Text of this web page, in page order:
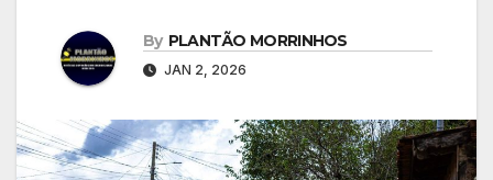
By PLANTÃO MORRINHOS
JAN 2, 2026